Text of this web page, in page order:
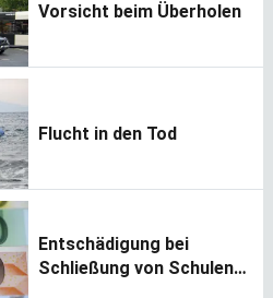
Vorsicht beim Überholen
Flucht in den Tod
Entschädigung bei
Schließung von Schulen